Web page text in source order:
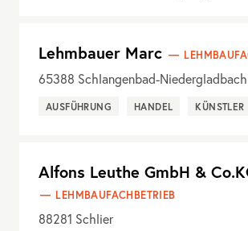
Lehmbauer Marc
65388 Schlangenbad-Niedergladbach
AUSFÜHRUNG HANDEL KÜNSTLER
Alfons Leuthe GmbH &
LEHMBAUFACHBETRIEB
88281 Schlier